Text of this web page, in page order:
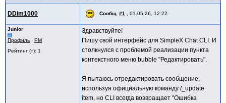
DDim1000 Сообщ. #1 , 01.05.26, 12:22
Junior
Профиль · PM
Рейтинг (т): 1
Здравствуйте!
Пишу свой интерфейс для SimpleX Chat CLI. И
столкнулся с проблемой реализации пункта
контекстного меню bubble "Редактировать".
Я пытаюсь отредактировать сообщение,
используя официальную команду /_update
item, но CLI всегда возвращает "Ошибка